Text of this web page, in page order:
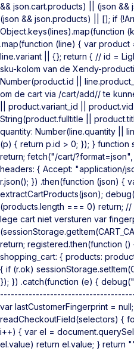
&& json.cart.products) || (json &&
(json && json.products) || []; if
Object.keys(lines).map(function
.map(function (line) { var
line.variant || {}; return { // id =
sku-kolom van de Xendy-
Number(product.id ||
om de cart via /cart/add// te
|| product.variant_id ||
String(product.fulltitle ||
quantity: Number(line.quantity ||
(p) { return p.id > 0; }); } function
return; fetch("/cart/
headers: { Accept: "application/
r.json(); }) .then(function (json) {
extractCartProducts(json);
(products.length === 0) return;
lege cart niet versturen var
return; registered.then(function
shopping_cart: { products:
{ if (r.ok)
}); }) .catch(function (e) {
var lastCustomerFingerprint =
readCheckoutField(selectors) {
i++) { var el =
el.value) return el.value; } return